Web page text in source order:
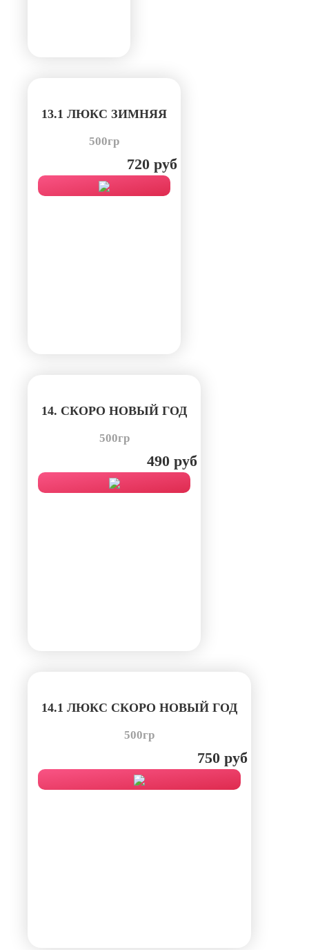
13.1 ЛЮКС ЗИМНЯЯ
500гр
720 руб
14. СКОРО НОВЫЙ ГОД
500гр
490 руб
14.1 ЛЮКС СКОРО НОВЫЙ ГОД
500гр
750 руб